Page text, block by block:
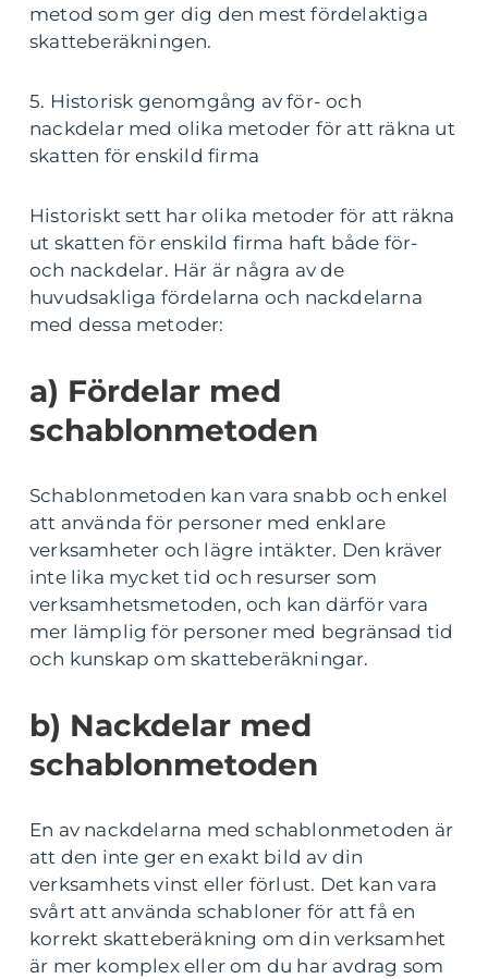
metod som ger dig den mest fördelaktiga
skatteberäkningen.
5. Historisk genomgång av för- och
nackdelar med olika metoder för att räkna ut
skatten för enskild firma
Historiskt sett har olika metoder för att räkna
ut skatten för enskild firma haft både för-
och nackdelar. Här är några av de
huvudsakliga fördelarna och nackdelarna
med dessa metoder:
a) Fördelar med
schablonmetoden
Schablonmetoden kan vara snabb och enkel
att använda för personer med enklare
verksamheter och lägre intäkter. Den kräver
inte lika mycket tid och resurser som
verksamhetsmetoden, och kan därför vara
mer lämplig för personer med begränsad tid
och kunskap om skatteberäkningar.
b) Nackdelar med
schablonmetoden
En av nackdelarna med schablonmetoden är
att den inte ger en exakt bild av din
verksamhets vinst eller förlust. Det kan vara
svårt att använda schabloner för att få en
korrekt skatteberäkning om din verksamhet
är mer komplex eller om du har avdrag som